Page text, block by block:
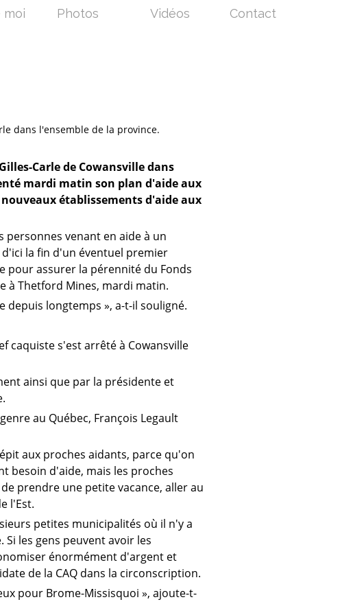
dans l'ensemble de la province.
Carle de Cowansville dans
mardi matin son plan d'aide aux
établissements d'aide aux
personnes venant en aide à un
la fin d'un éventuel premier
pour assurer la pérennité du Fonds
à Thetford Mines, mardi matin.
depuis longtemps », a-t-il souligné.
caquiste s'est arrêté à Cowansville
ainsi que par la présidente et
au Québec, François Legault
aux proches aidants, parce qu'on
besoin d'aide, mais les proches
prendre une petite vacance, aller au
l'Est.
petites municipalités où il n'y a
les gens peuvent avoir les
énormément d'argent et
de la CAQ dans la circonscription.
pour Brome-Missisquoi », ajoute-t-
moi Photos Vidéos Contact